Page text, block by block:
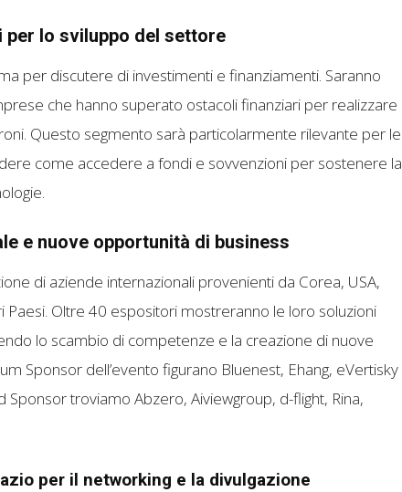
per lo sviluppo del settore
per discutere di investimenti e finanziamenti. Saranno
che hanno superato ostacoli finanziari per realizzare
Questo segmento sarà particolarmente rilevante per le
come accedere a fondi e sovvenzioni per sostenere la
e nuove opportunità di business
di aziende internazionali provenienti da Corea, USA,
Paesi. Oltre 40 espositori mostreranno le loro soluzioni
lo scambio di competenze e la creazione di nuove
Sponsor dell’evento figurano Bluenest, Ehang, eVertisky
Sponsor troviamo Abzero, Aiviewgroup, d-flight, Rina,
per il networking e la divulgazione